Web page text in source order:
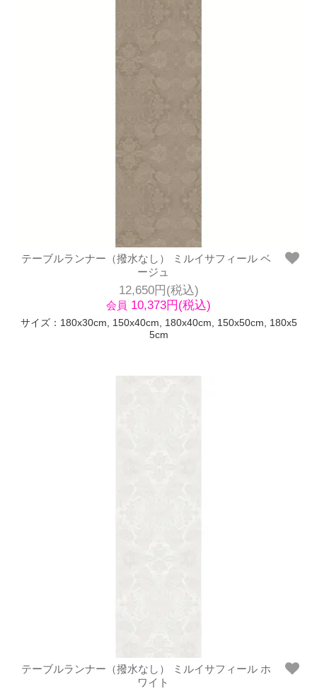
テーブルランナー（撥水なし） ミルイサフィール ベ
ージュ
12,650円(税込)
会員 10,373円(税込)
サイズ：180x30cm, 150x40cm, 180x40cm, 150x50cm, 180x5
5cm
テーブルランナー（撥水なし） ミルイサフィール ホ
ワイト